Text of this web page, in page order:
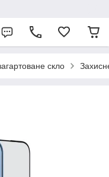
скло